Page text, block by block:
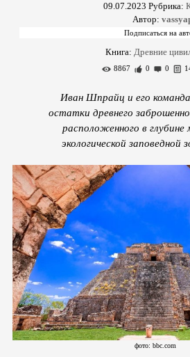
09.07.2023 Рубрика:
Автор:
Книга: Древние
8867 0 0
Иван Шпрайц и его
остатки древнего
расположенного в глубине
экологической заповедной
фото: bbc.com